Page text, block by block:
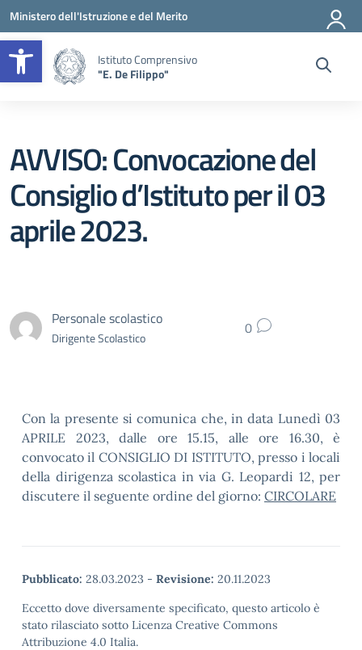
Apri la barra degli strumenti
Vai ai contenuti
Vai al menu di navigazione
Vai al footer
Ministero dell'Istruzione e del Merito
Istituto Comprensivo
"E. De Filippo"
AVVISO: Convocazione del
Consiglio d’Istituto per il 03
aprile 2023.
Personale scolastico
Dirigente Scolastico 0
Con la presente si comunica che, in data Lunedì 03
APRILE 2023, dalle ore 15.15, alle ore 16.30, è
convocato il CONSIGLIO DI ISTITUTO, presso i locali
della dirigenza scolastica in via G. Leopardi 12, per
discutere il seguente ordine del giorno: CIRCOLARE
Pubblicato: 28.03.2023 - Revisione: 20.11.2023
Eccetto dove diversamente specificato, questo articolo è
stato rilasciato sotto Licenza Creative Commons
Attribuzione 4.0 Italia.